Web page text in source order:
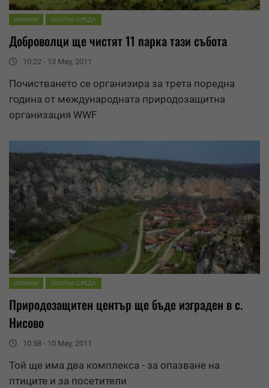
НОВИНИ ОКОЛНА СРЕДА
Доброволци ще чистят 11 парка тази събота
10:22 - 13 May, 2011
Почистването се организира за трета поредна
година от международната природозащитна
организация WWF
НОВИНИ ОКОЛНА СРЕДА
Природозащитен център ще бъде изграден в с.
Нисово
10:58 - 10 May, 2011
Той ще има два комплекса - за опазване на
птиците и за посетители